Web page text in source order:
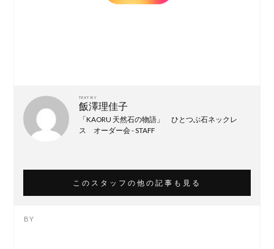
TEXT BY
飯澤理佳子
「KAORU 天然石の物語」 ひとつぶ石ネックレ
ス オーダー会 - STAFF
このスタッフの他の記事も見る